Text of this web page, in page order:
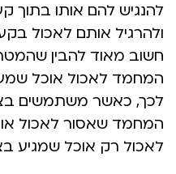
להנגיש להם אותו בתוך
ולהרגיל אותם לאכול
חשוב מאוד להבין
המחמד לאכול אוכל
לכך, כאשר משתמשים
המחמד שאסור לאכול
לאכול רק אוכל שמגיע